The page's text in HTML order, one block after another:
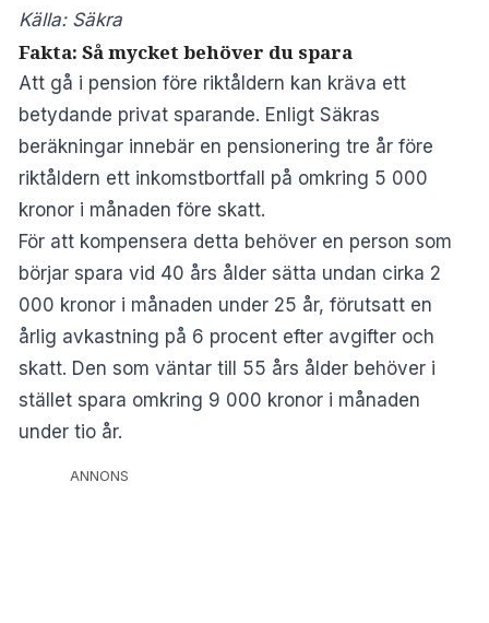
Källa: Säkra
Fakta: Så mycket behöver du spara
Att gå i pension före riktåldern kan kräva ett
betydande privat sparande. Enligt Säkras
beräkningar innebär en pensionering tre år före
riktåldern ett inkomstbortfall på omkring 5 000
kronor i månaden före skatt.
För att kompensera detta behöver en person som
börjar spara vid 40 års ålder sätta undan cirka 2
000 kronor i månaden under 25 år, förutsatt en
årlig avkastning på 6 procent efter avgifter och
skatt. Den som väntar till 55 års ålder behöver i
stället spara omkring 9 000 kronor i månaden
under tio år.
ANNONS